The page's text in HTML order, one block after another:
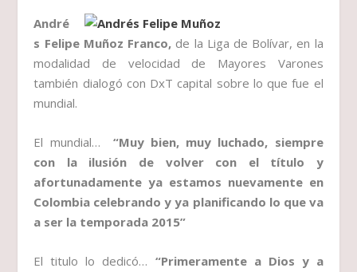
André
s Felipe Muñoz Franco, de la Liga de Bolívar, en la
modalidad de velocidad de Mayores Varones
también dialogó con DxT capital sobre lo que fue el
mundial.
El mundial… “Muy bien, muy luchado, siempre
con la ilusión de volver con el título y
afortunadamente ya estamos nuevamente en
Colombia celebrando y ya planificando lo que va
a ser la temporada 2015”
El titulo lo dedicó… “Primeramente a Dios y a